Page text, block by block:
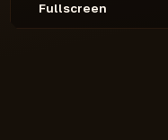
Fullscreen